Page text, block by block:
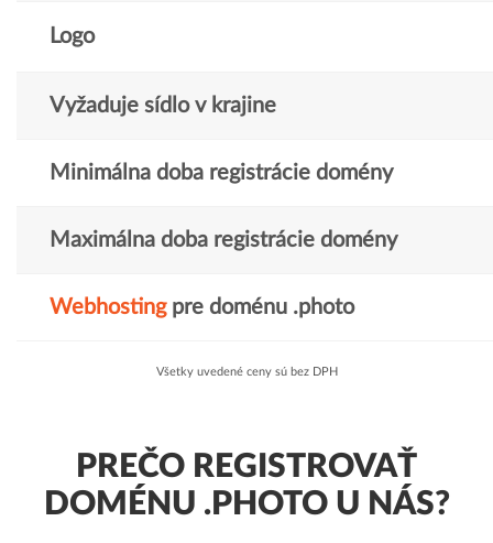
Logo
Vyžaduje sídlo v krajine
Minimálna doba registrácie domény
Maximálna doba registrácie domény
Webhostingpre doménu .photo
Všetky uvedené ceny sú bez DPH
PREČO REGISTROVAŤ
DOMÉNU .PHOTO U NÁS?